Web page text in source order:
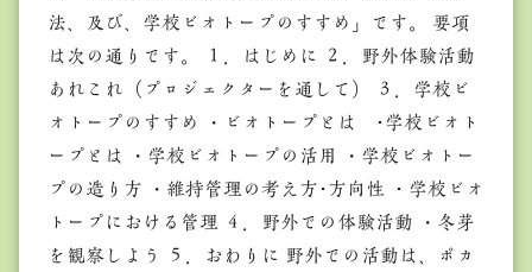
法、及び、学校ビオトープのすすめ」です。 要項
は次の通りです。 １．はじめに ２．野外体験活動
あれこれ（プロジェクターを通して） ３．学校ビ
オトープのすすめ ・ビオトープとは ･学校ビオト
ープとは ・学校ビオトープの活用 ・学校ビオトー
プの造り方 ・維持管理の考え方･方向性 ・学校ビオ
トープにおける管理 ４．野外での体験活動 ・冬芽
を観察しよう ５．おわりに 野外での活動は、ポカ